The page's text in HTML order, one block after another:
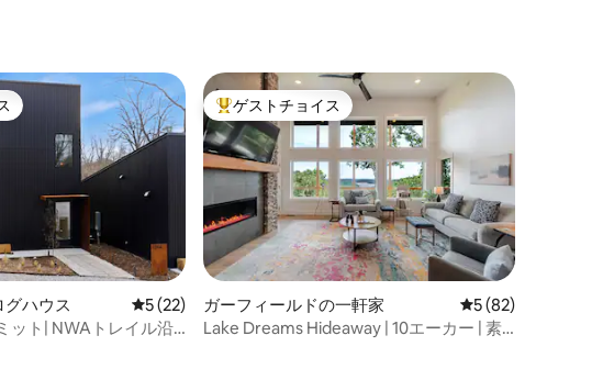
の平均評価
の平均評価
ョイスです。
ハウス レビュー22件、5つ星中5つ星の平均評価
5 (22)
ット| NWAトレイル沿
大好評のゲストチョイスです。
ゲストチョイス
ガーフィールドの一軒家 レビュー82件、5
5 (82)
Lake Dreams Hideaway | 10エーカー | 素